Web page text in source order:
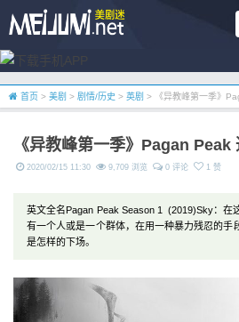
首页 > 美剧 > 剧情/历史 > 英剧 > 《异教峰第一季》
《异教峰第一季》Pagan Peak
2020/02/15 11:30 9,709 浏览 0 评论 1 赞
英文全名Pagan Peak Season 1 (2019)Sky：在
有一个人或是一个群体，在用一种暴力残忍的手
是怎样的下场。